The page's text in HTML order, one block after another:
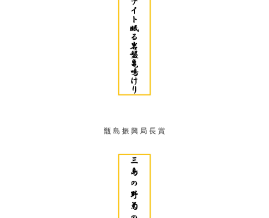
甑 島 振 興 局 長 賞